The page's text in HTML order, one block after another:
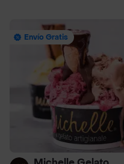
Envío Gratis